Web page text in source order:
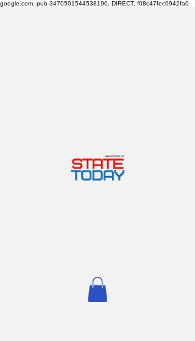
google.com, pub-3470501544538190, DIRECT, f08c47fec0942fa0